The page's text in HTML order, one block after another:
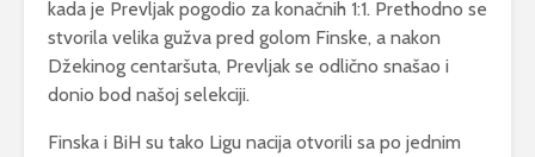
kada je Prevljak pogodio za konačnih 1:1. Prethodno se
stvorila velika gužva pred golom Finske, a nakon
Džekinog centaršuta, Prevljak se odlično snašao i
donio bod našoj selekciji.
Finska i BiH su tako Ligu nacija otvorili sa po jednim